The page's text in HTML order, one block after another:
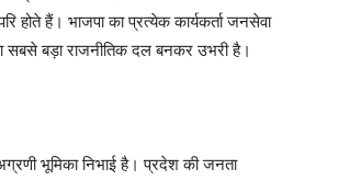
होते हैं। भाजपा का प्रत्येक कार्यकर्ता जनसेवा
सबसे बड़ा राजनीतिक दल बनकर उभरी है।
भूमिका निभाई है। प्रदेश की जनता